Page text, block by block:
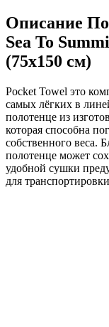
Описание
Sea To
(75x150 см)
Pocket Towel это
самых лёгких в
полотенце из
которая способна
собственного веса.
полотенце может
удобной сушки
для